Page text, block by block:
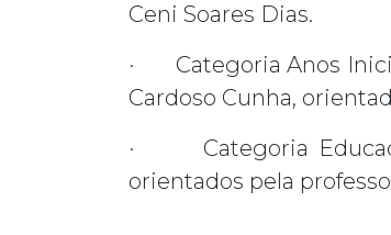
Ceni Soares Dias.
· Categoria Anos
Cardoso Cunha,
· Categoria
orientados pela